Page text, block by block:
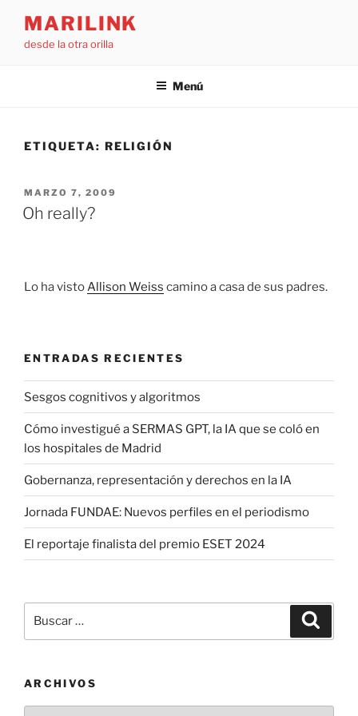
contenido
MARILINK
desde la otra orilla
Menú
ETIQUETA: RELIGIÓN
PUBLICADO
EL
MARZO 7, 2009
Oh really?
Lo ha vistoAllison Weiss camino a casa de sus padres.
ENTRADAS RECIENTES
Sesgos cognitivos y algoritmos
Cómo investigué a SERMAS GPT, la IA que se coló en
los hospitales de Madrid
Gobernanza, representación y derechos en la IA
Jornada FUNDAE: Nuevos perfiles en el periodismo
El reportaje finalista del premio ESET 2024
por:
ARCHIVOS